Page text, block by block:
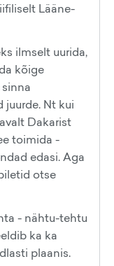
Lääne-
ilmselt uurida,
kõige
juurde. Nt kui
Dakarist
toimida -
edasi. Aga
otse
- nähtu-tehtu
ka ka
plaanis.